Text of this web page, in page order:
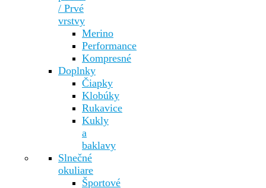
/ Prvé
vrstvy
Merino
Performance
Kompresné
Doplnky
Čiapky
Klobúky
Rukavice
Kukly
a
baklavy
Slnečné
okuliare
Športové